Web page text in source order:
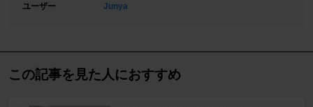
ユーザー
Junya
この記事を見た人におすすめ